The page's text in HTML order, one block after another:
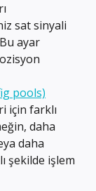
sat sinyali
ayar
pools)
için farklı
daha
daha
şekilde işlem